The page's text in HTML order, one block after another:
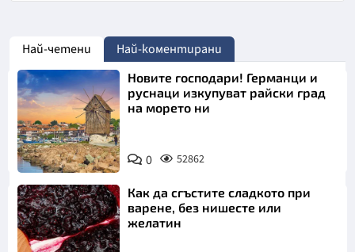
Най-четени Най-коментирани
Новите господари! Германци и
руснаци изкупуват райски град
на морето ни
0 52862
Как да сгъстите сладкото при
варене, без нишесте или
желатин